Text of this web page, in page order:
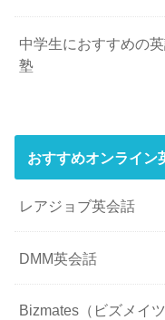
中学生におすすめの
塾
おすすめオンライン
レアジョブ英会話
DMM英会話
Bizmates（ビズメイツ